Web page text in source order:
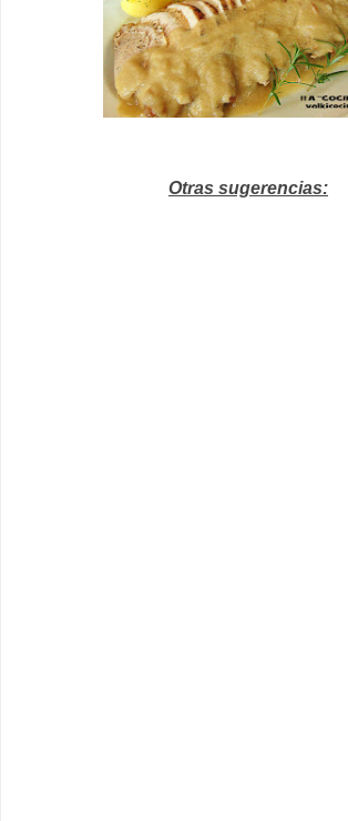
Otras sugerencias: